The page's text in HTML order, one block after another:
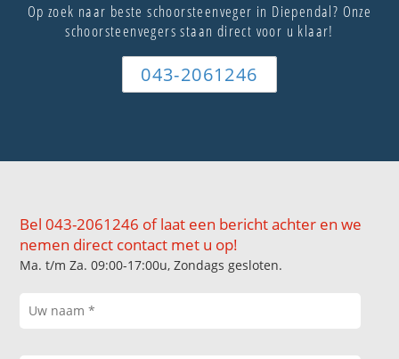
Op zoek naar beste schoorsteenveger in Diependal? Onze
schoorsteenvegers staan direct voor u klaar!
043-2061246
Bel 043-2061246 of laat een bericht achter en we
nemen direct contact met u op!
Ma. t/m Za. 09:00-17:00u, Zondags gesloten.